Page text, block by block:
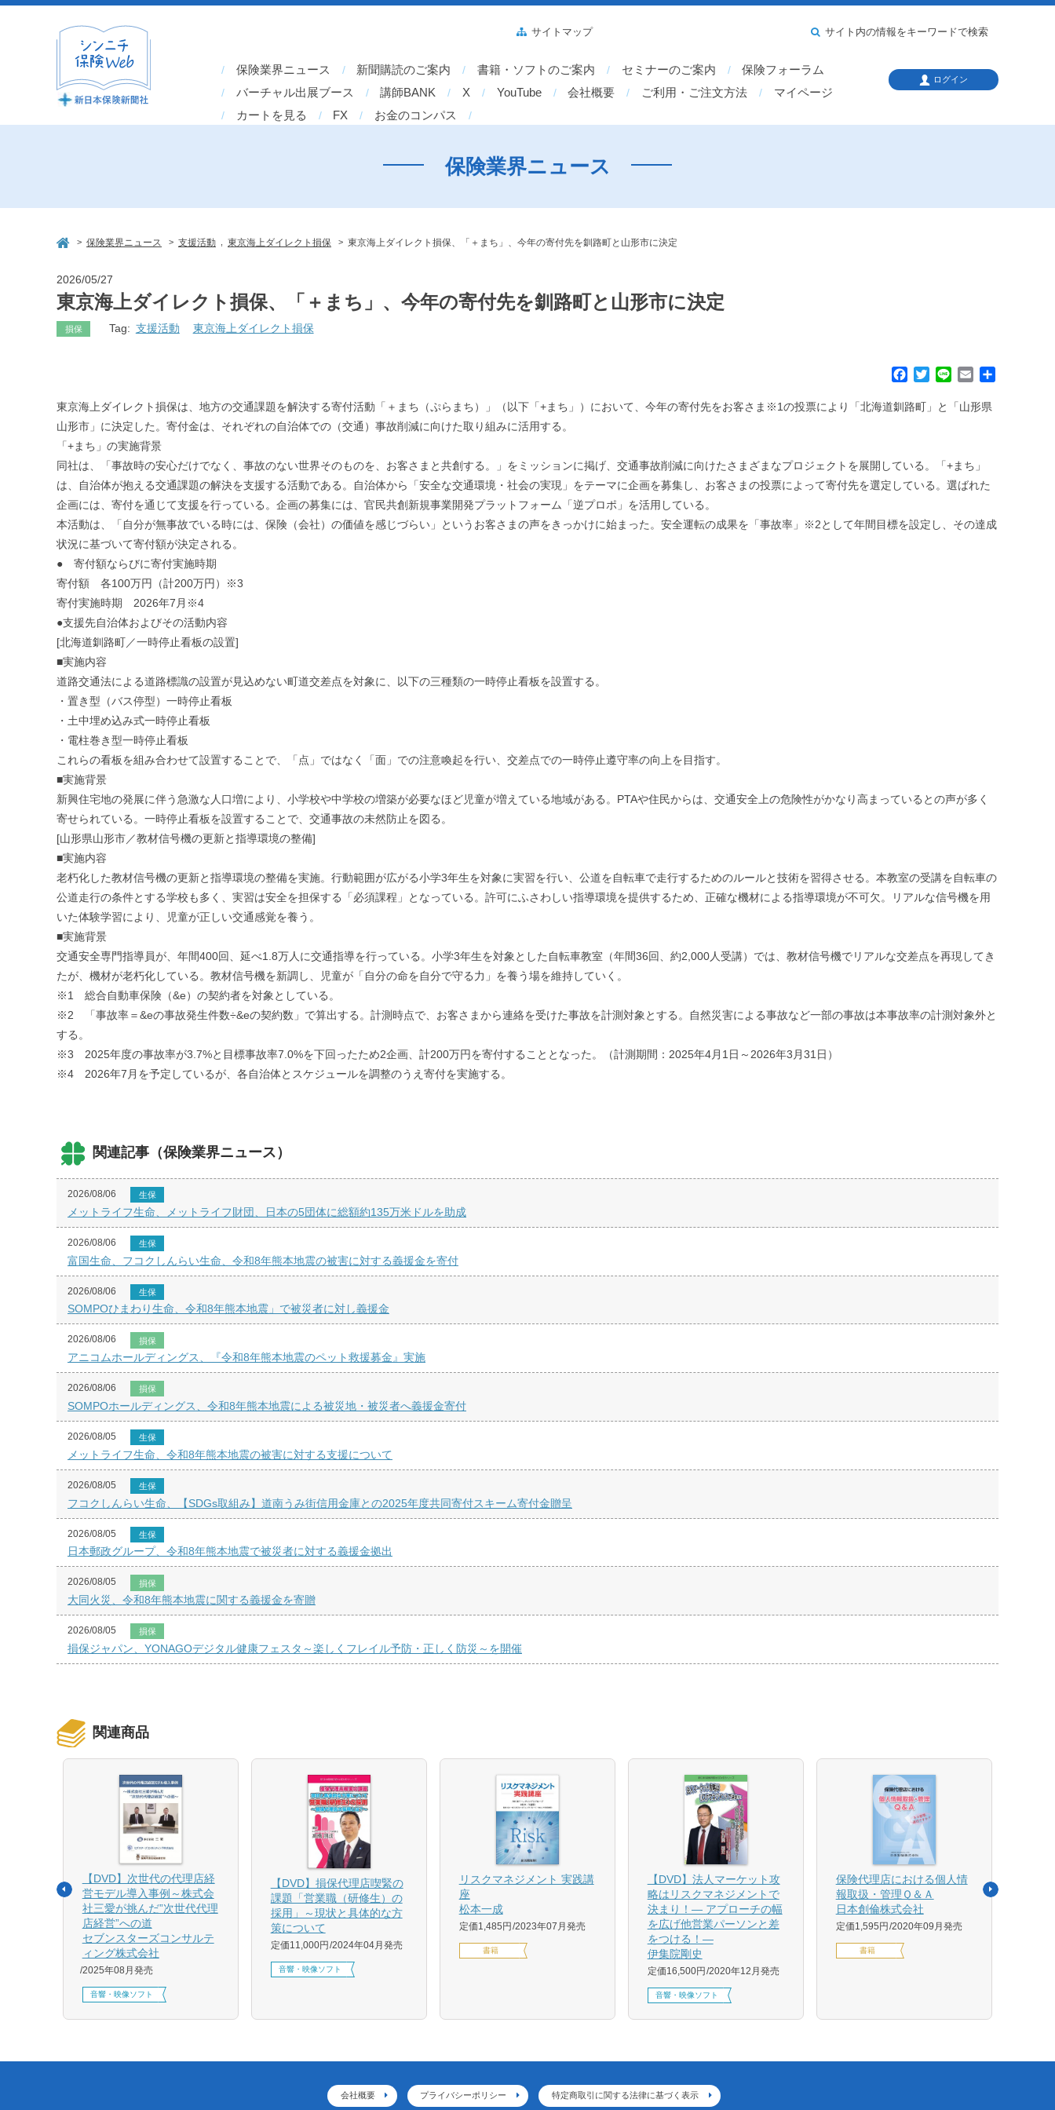
保険業界ニュース 新聞購読のご案内 書籍・ソフトのご案内 セミナーのご案内
保険フォーラム
バーチャル出展ブース
講師BANK X YouTube 会社概要 ご利用・ご注文方法
マイページ
カートを見る
FX お金のコンパス
サイトマップ サイト内の情報をキーワードで検索
ログイン
保険業界ニュース
> 保険業界ニュース > 支援活動 東京海上ダイレクト損保 > 東京海上ダイレクト損保、「＋まち」、今年の寄付先を釧路町と山形市に決定
2026/05/27
東京海上ダイレクト損保、「＋まち」、今年の寄付先を釧路町と山形市に決定
損保 Tag: 支援活動 東京海上ダイレクト損保
c
o
k
i
n
a
東京海上ダイレクト損保は、地方の交通課題を解決する寄付活動「＋まち（ぷらまち）」（以下「+まち」）において、今年の寄付先をお客さま※1の投票により「北海道釧路町」と「山形県
山形市」に決定した。寄付金は、それぞれの自治体での（交通）事故削減に向けた取り組みに活用する。
「+まち」の実施背景
同社は、「事故時の安心だけでなく、事故のない世界そのものを、お客さまと共創する。」をミッションに掲げ、交通事故削減に向けたさまざまなプロジェクトを展開している。「+まち」
は、自治体が抱える交通課題の解決を支援する活動である。自治体から「安全な交通環境・社会の実現」をテーマに企画を募集し、お客さまの投票によって寄付先を選定している。選ばれた
企画には、寄付を通じて支援を行っている。企画の募集には、官民共創新規事業開発プラットフォーム「逆プロポ」を活用している。
本活動は、「自分が無事故でいる時には、保険（会社）の価値を感じづらい」というお客さまの声をきっかけに始まった。安全運転の成果を「事故率」※2として年間目標を設定し、その達成
状況に基づいて寄付額が決定される。
● 寄付額ならびに寄付実施時期
寄付額 各100万円（計200万円）※3
寄付実施時期 2026年7月※4
●支援先自治体およびその活動内容
[北海道釧路町／一時停止看板の設置]
■実施内容
道路交通法による道路標識の設置が見込めない町道交差点を対象に、以下の三種類の一時停止看板を設置する。
・置き型（バス停型）一時停止看板
・土中埋め込み式一時停止看板
・電柱巻き型一時停止看板
これらの看板を組み合わせて設置することで、「点」ではなく「面」での注意喚起を行い、交差点での一時停止遵守率の向上を目指す。
■実施背景
新興住宅地の発展に伴う急激な人口増により、小学校や中学校の増築が必要なほど児童が増えている地域がある。PTAや住民からは、交通安全上の危険性がかなり高まっているとの声が多く
寄せられている。一時停止看板を設置することで、交通事故の未然防止を図る。
[山形県山形市／教材信号機の更新と指導環境の整備]
■実施内容
老朽化した教材信号機の更新と指導環境の整備を実施。行動範囲が広がる小学3年生を対象に実習を行い、公道を自転車で走行するためのルールと技術を習得させる。本教室の受講を自転車の
公道走行の条件とする学校も多く、実習は安全を担保する「必須課程」となっている。許可にふさわしい指導環境を提供するため、正確な機材による指導環境が不可欠。リアルな信号機を用
いた体験学習により、児童が正しい交通感覚を養う。
■実施背景
交通安全専門指導員が、年間400回、延べ1.8万人に交通指導を行っている。小学3年生を対象とした自転車教室（年間36回、約2,000人受講）では、教材信号機でリアルな交差点を再現してき
たが、機材が老朽化している。教材信号機を新調し、児童が「自分の命を自分で守る力」を養う場を維持していく。
※1 総合自動車保険（&e）の契約者を対象としている。
※2 「事故率＝&eの事故発生件数÷&eの契約数」で算出する。計測時点で、お客さまから連絡を受けた事故を計測対象とする。自然災害による事故など一部の事故は本事故率の計測対象外と
する。
※3 2025年度の事故率が3.7%と目標事故率7.0%を下回ったため2企画、計200万円を寄付することとなった。（計測期間：2025年4月1日～2026年3月31日）
※4 2026年7月を予定しているが、各自治体とスケジュールを調整のうえ寄付を実施する。
関連記事（保険業界ニュース）
2026/08/06 生保
メットライフ生命、メットライフ財団、日本の5団体に総額約135万米ドルを助成
2026/08/06 生保
富国生命、フコクしんらい生命、令和8年熊本地震の被害に対する義援金を寄付
2026/08/06 生保
SOMPOひまわり生命、令和8年熊本地震」で被災者に対し義援金
2026/08/06 損保
アニコムホールディングス、『令和8年熊本地震のペット救援募金』実施
2026/08/06 損保
SOMPOホールディングス、令和8年熊本地震による被災地・被災者へ義援金寄付
2026/08/05 生保
メットライフ生命、令和8年熊本地震の被害に対する支援について
2026/08/05 生保
フコクしんらい生命、【SDGs取組み】道南うみ街信用金庫との2025年度共同寄付スキーム寄付金贈呈
2026/08/05 生保
日本郵政グループ、令和8年熊本地震で被災者に対する義援金拠出
2026/08/05 損保
大同火災、令和8年熊本地震に関する義援金を寄贈
2026/08/05 損保
損保ジャパン、YONAGOデジタル健康フェスタ～楽しくフレイル予防・正しく防災～を開催
関連商品
【DVD】次世代の代理店経
営モデル導入事例～株式会
社三愛が挑んだ”次世代代理
店経営”への道
セブンスターズコンサルテ
ィング株式会社
2025年08月発売
音響・映像ソフト
【DVD】損保代理店喫緊の
課題「営業職（研修生）の
採用」～現状と具体的な方
策について
定価11,000円 2024年04月発売
音響・映像ソフト
リスクマネジメント 実践講
座
松本一成
定価1,485円 2023年07月発売
書籍
【DVD】法人マーケット攻
略はリスクマネジメントで
決まり！― アプローチの幅
を広げ他営業パーソンと差
をつける！―
伊集院剛史
定価16,500円 2020年12月発売
音響・映像ソフト
保険代理店における個人情
報取扱・管理Ｑ＆Ａ
日本創倫株式会社
定価1,595円 2020年09月発売
書籍
会社概要 プライバシーポリシー 特定商取引に関する法律に基づく表示